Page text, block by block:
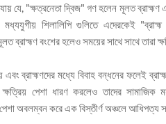
যে, "ক্ষত্রনেতা দ্বিজ" গণ হলেন মূলত ব্রাহ্মণ
শিলালিপি গুলিতে এদেরকেই
ব্রাহ্মণ বংশের হলেও সময়ের সাথে সাথে তারা
ব্রাহ্মণদের মধ্যে বিবাহ বন্ধনের ফলেই
পেশা ধারণ করলেও তাদের সামাজিক
পেশা অবলম্বন করে এক বিস্তীর্ণ অঞ্চলে আধিপত্য